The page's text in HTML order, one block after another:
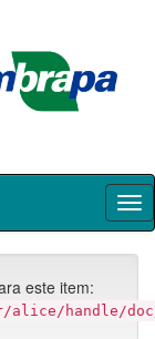
este item:
handle/